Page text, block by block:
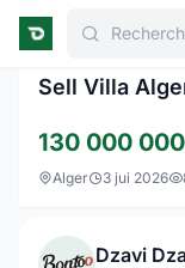
Sell Villa
130 000 000
Alger 3 jui 2026
Dzavi